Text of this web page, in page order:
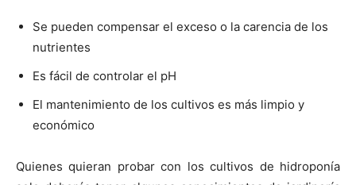
Se pueden compensar el exceso o la carencia de los
nutrientes
Es fácil de controlar el pH
El mantenimiento de los cultivos es más limpio y
económico
Quienes quieran probar con los cultivos de hidroponía